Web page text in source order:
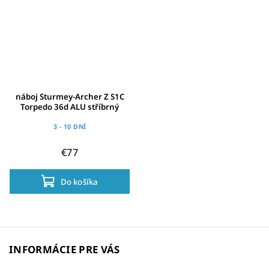
náboj Sturmey-Archer Z S1C
Torpedo 36d ALU stříbrný
3 - 10 DNÍ
€77
Do košíka
INFORMÁCIE PRE VÁS